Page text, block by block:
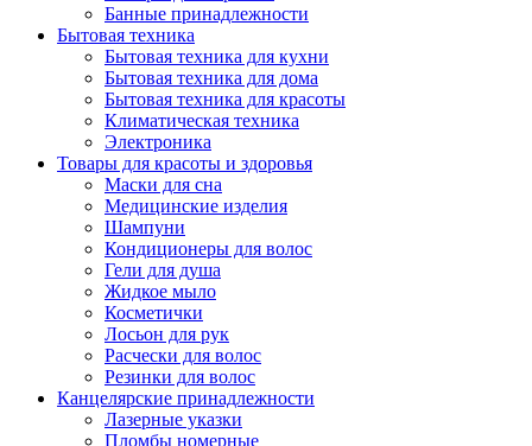
Банные принадлежности
Бытовая техника
Бытовая техника для кухни
Бытовая техника для дома
Бытовая техника для красоты
Климатическая техника
Электроника
Товары для красоты и здоровья
Маски для сна
Медицинские изделия
Шампуни
Кондиционеры для волос
Гели для душа
Жидкое мыло
Косметички
Лосьон для рук
Расчески для волос
Резинки для волос
Канцелярские принадлежности
Лазерные указки
Пломбы номерные